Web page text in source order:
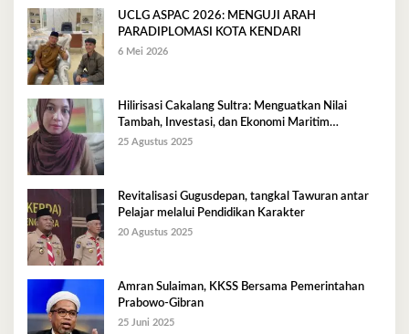
UCLG ASPAC 2026: MENGUJI ARAH
PARADIPLOMASI KOTA KENDARI
6 Mei 2026
Hilirisasi Cakalang Sultra: Menguatkan Nilai
Tambah, Investasi, dan Ekonomi Maritim
Berkelanjutan
25 Agustus 2025
Revitalisasi Gugusdepan, tangkal Tawuran antar
Pelajar melalui Pendidikan Karakter
20 Agustus 2025
Amran Sulaiman, KKSS Bersama Pemerintahan
Prabowo-Gibran
25 Juni 2025